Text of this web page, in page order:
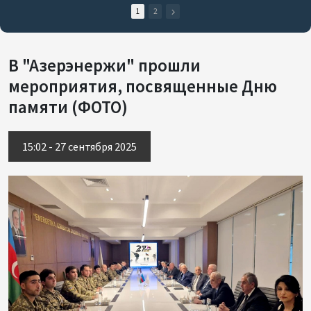
1 2
В "Азерэнержи" прошли
мероприятия, посвященные Дню
памяти (ФОТО)
15:02 - 27 сентября 2025